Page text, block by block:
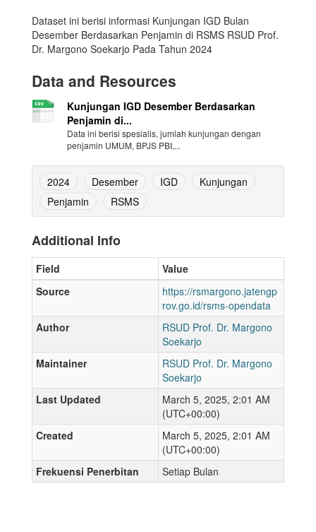
Dataset ini berisi informasi Kunjungan IGD Bulan
Desember Berdasarkan Penjamin di RSMS RSUD Prof.
Dr. Margono Soekarjo Pada Tahun 2024
Data and Resources
Kunjungan IGD Desember Berdasarkan
Penjamin di...
Data ini berisi spesialis, jumlah kunjungan dengan
penjamin UMUM, BPJS PBI,...
2024 Desember IGD
Kunjungan
Penjamin
RSMS
Additional Info
Field
Value
Source
https://rsmargono.jatengp
rov.go.id/rsms-opendata
Author
RSUD Prof. Dr. Margono
Soekarjo
Maintainer
RSUD Prof. Dr. Margono
Soekarjo
Last Updated
March 5, 2025, 2:01 AM
(UTC+00:00)
Created
March 5, 2025, 2:01 AM
(UTC+00:00)
Frekuensi Penerbitan
Setiap Bulan